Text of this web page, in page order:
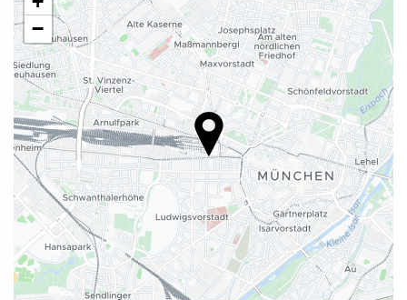
חמאם
סאונה
מכון כושר
שירותי קבלה
דלפק קבלה 24 שעות ביממה
אחסון מטען
מזון ומשקאות
מסעדת א־לה־קארט
בר
−